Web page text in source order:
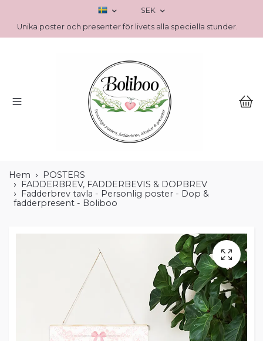
SEK
Unika poster och presenter för livets alla speciella stunder.
Hem
POSTERS
FADDERBREV, FADDERBEVIS & DOPBREV
Fadderbrev tavla - Personlig poster - Dop &
fadderpresent - Boliboo